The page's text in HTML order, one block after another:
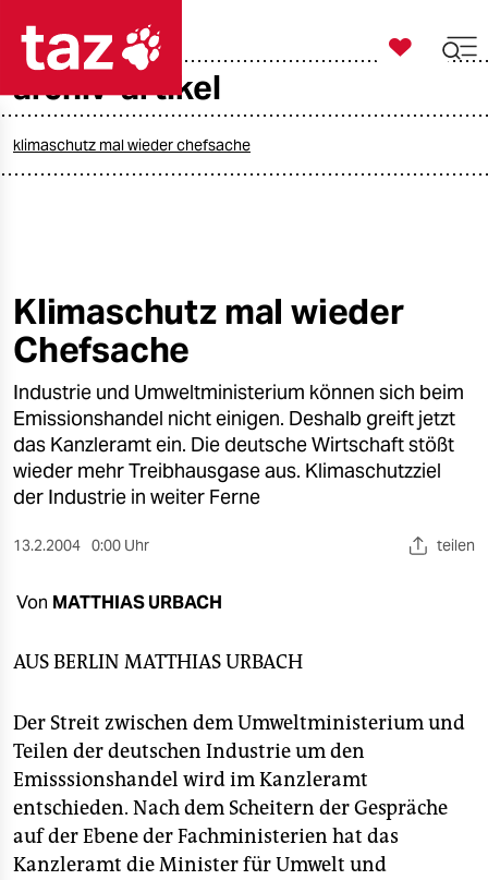
taz zahl ich
öko
gesellschaft
kultur
sport
berlin
nord
wahrheit
veranstaltungen
fragen & hilfe
unterstützen

taz zahl ich
archiv-artikel
klimaschutz mal wieder chefsache
Klimaschutz mal wieder
Chefsache
Industrie und Umweltministerium können sich beim
Emissionshandel nicht einigen. Deshalb greift jetzt
das Kanzleramt ein. Die deutsche Wirtschaft stößt
wieder mehr Treibhausgase aus. Klimaschutzziel
der Industrie in weiter Ferne
13.2.2004 0:00 Uhr teilen
Von MATTHIAS URBACH
AUS BERLIN MATTHIAS URBACH
Der Streit zwischen dem Umweltministerium und
Teilen der deutschen Industrie um den
Emisssionshandel wird im Kanzleramt
entschieden. Nach dem Scheitern der Gespräche
auf der Ebene der Fachministerien hat das
Kanzleramt die Minister für Umwelt und